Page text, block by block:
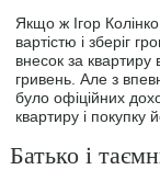
Якщо ж Ігор
вартістю і зберіг
внесок за
гривень. Але з
було офіційних
квартиру і покупку
Батько і